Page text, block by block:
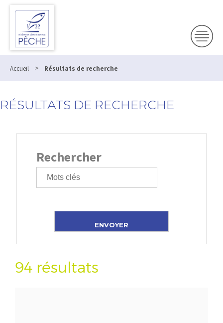
Accueil > Résultats de recherche
RÉSULTATS DE RECHERCHE
Rechercher
94 résultats